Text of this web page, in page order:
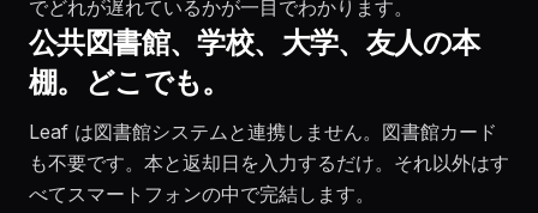
でどれが遅れているかが一目でわかります。
公共図書館、学校、大学、友人の本
棚。どこでも。
Leaf は図書館システムと連携しません。図書館カード
も不要です。本と返却日を入力するだけ。それ以外はす
べてスマートフォンの中で完結します。